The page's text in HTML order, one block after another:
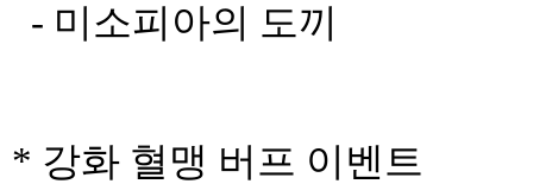
- 미소피아의 도끼
* 강화 혈맹 버프 이벤트